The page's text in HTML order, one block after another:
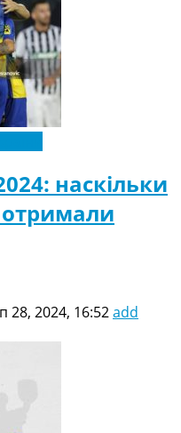
наскільки
отримали
28, 2024, 16:52add